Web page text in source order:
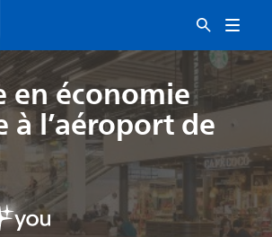
en économie
à l’aéroport de